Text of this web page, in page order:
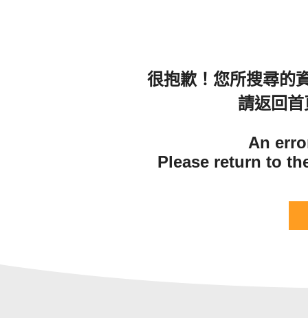
很抱歉！您所搜尋的
請返回
An
Please return to